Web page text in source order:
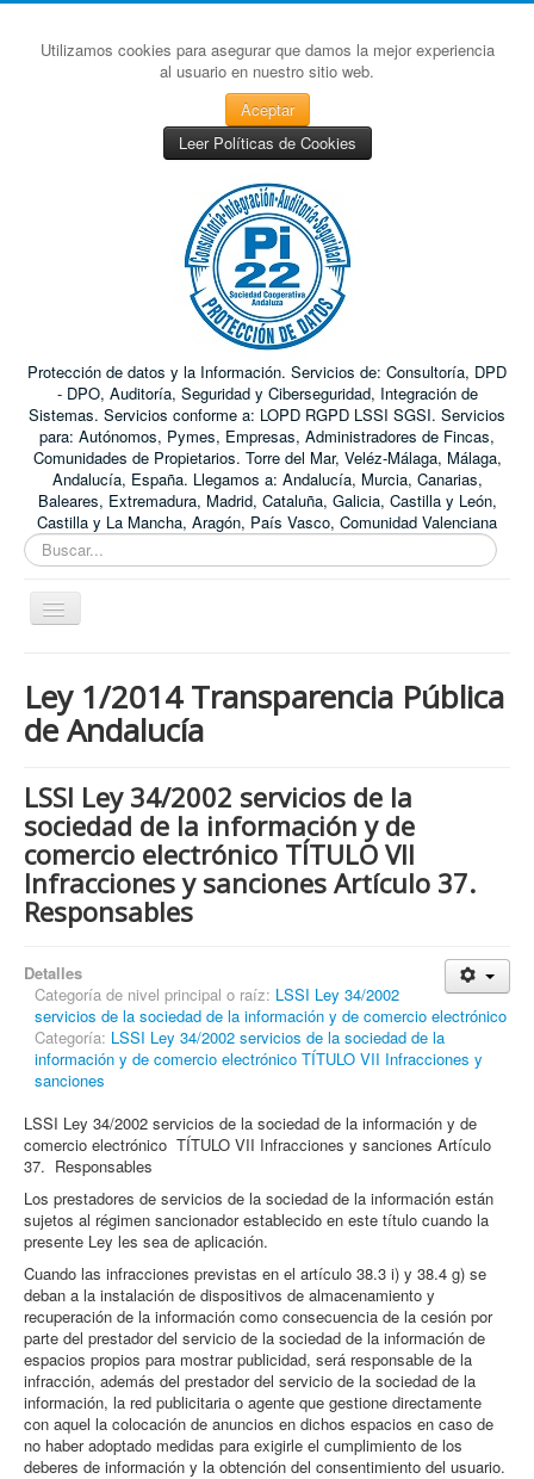
Utilizamos cookies para asegurar que damos la mejor experiencia
al usuario en nuestro sitio web.
Aceptar
Leer Políticas de Cookies
Protección de datos y la Información. Servicios de: Consultoría, DPD
- DPO, Auditoría, Seguridad y Ciberseguridad, Integración de
Sistemas. Servicios conforme a: LOPD RGPD LSSI SGSI. Servicios
para: Autónomos, Pymes, Empresas, Administradores de Fincas,
Comunidades de Propietarios. Torre del Mar, Veléz-Málaga, Málaga,
Andalucía, España. Llegamos a: Andalucía, Murcia, Canarias,
Baleares, Extremadura, Madrid, Cataluña, Galicia, Castilla y León,
Castilla y La Mancha, Aragón, País Vasco, Comunidad Valenciana
Buscar...
Toggle
Navigation
ZONA ABIERTA
Políticas de Privacidad
¿Quienes tienen que cumplir con la LOPD RGPD?
¿Estas cumpliendo con la LOPD - RGPD?
¿Que podemos hacer por ti?
Notas
Nosotros y contacto
Buscar...
Ley 1/2014 Transparencia Pública
de Andalucía
LSSI Ley 34/2002 servicios de la
sociedad de la información y de
comercio electrónico TÍTULO VII
Infracciones y sanciones Artículo 37.
Responsables
Detalles
Categoría de nivel principal o raíz: LSSI Ley 34/2002
servicios de la sociedad de la información y de comercio electrónico
Categoría: LSSI Ley 34/2002 servicios de la sociedad de la
información y de comercio electrónico TÍTULO VII Infracciones y
sanciones
LSSI Ley 34/2002 servicios de la sociedad de la información y de
comercio electrónico TÍTULO VII Infracciones y sanciones Artículo
37. Responsables
Los prestadores de servicios de la sociedad de la información están
sujetos al régimen sancionador establecido en este título cuando la
presente Ley les sea de aplicación.
Cuando las infracciones previstas en el artículo 38.3 i) y 38.4 g) se
deban a la instalación de dispositivos de almacenamiento y
recuperación de la información como consecuencia de la cesión por
parte del prestador del servicio de la sociedad de la información de
espacios propios para mostrar publicidad, será responsable de la
infracción, además del prestador del servicio de la sociedad de la
información, la red publicitaria o agente que gestione directamente
con aquel la colocación de anuncios en dichos espacios en caso de
no haber adoptado medidas para exigirle el cumplimiento de los
deberes de información y la obtención del consentimiento del usuario.